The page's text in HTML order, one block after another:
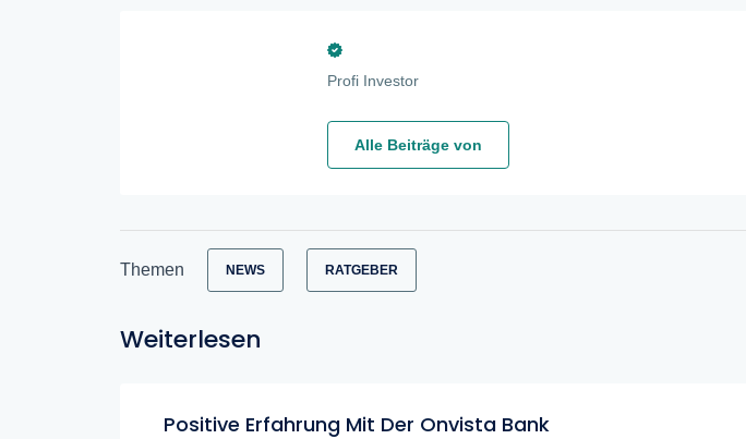
Profi Investor
Alle Beiträge von
Themen NEWS RATGEBER
Weiterlesen
Positive Erfahrung Mit Der Onvista Bank